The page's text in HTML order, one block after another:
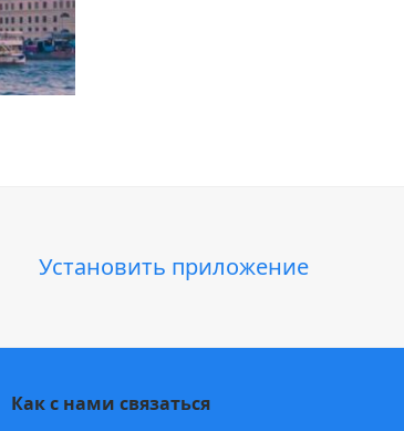
Установить приложение
Как с нами связаться